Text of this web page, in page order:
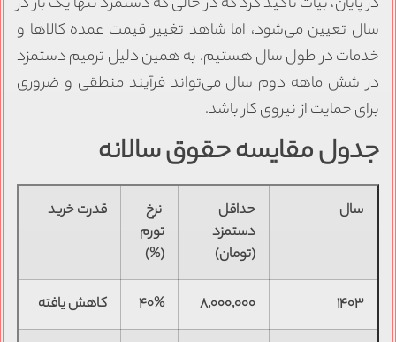
سال تعیین می‌شود، اما شاهد تغییر قیمت عمده کالاها و
خدمات در طول سال هستیم. به همین دلیل ترمیم دستمزد
در شش ماهه دوم سال می‌تواند فرآیند منطقی و ضروری
برای حمایت از نیروی کار باشد.
جدول مقایسه حقوق سالانه
سال
حداقل
دستمزد
(تومان)
نرخ
تورم
(%)
قدرت خرید
۱۴۰۳ ۸,۰۰۰,۰۰۰ ۴۰% کاهش یافته